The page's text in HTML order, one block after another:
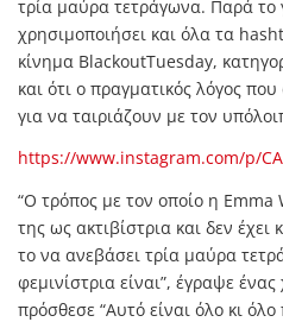
τρία μαύρα τετράγωνα. Παρά το
χρησιμοποιήσει και όλα τα
κίνημα BlackoutTuesday,
και ότι ο πραγματικός λόγος
για να ταιριάζουν με τον
https://www.instagram.com/p/
“Ο τρόπος με τον οποίο η
της ως ακτιβίστρια και δεν
το να ανεβάσει τρία μαύρα
φεμινίστρια είναι”, έγραψε
πρόσθεσε “Αυτό είναι όλο κι